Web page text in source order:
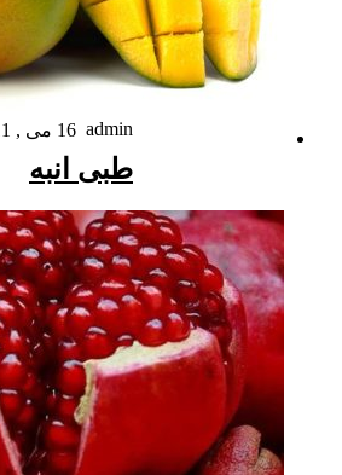
admin 16 می , 2011
طبی انبه